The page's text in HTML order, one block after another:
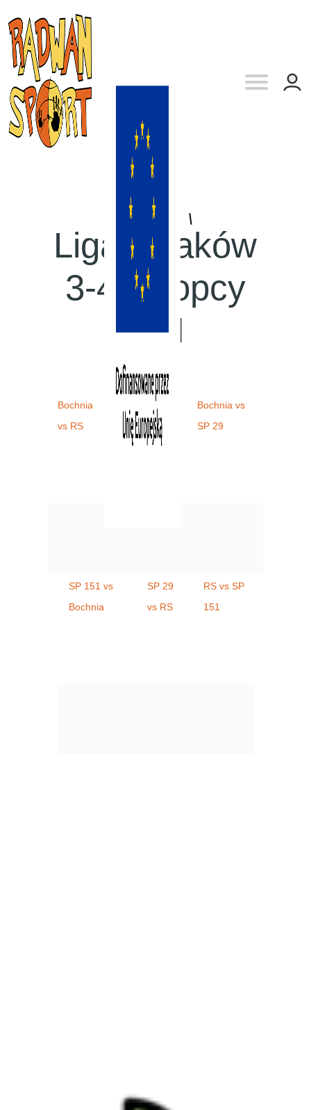
Liga: Kraków
3-4 chłopcy
Gr I
Bochnia
vs RS
SP 29 vs
SP 151
Bochnia vs
SP 29
SP 151 vs
Bochnia
SP 29
vs RS
RS vs SP
151